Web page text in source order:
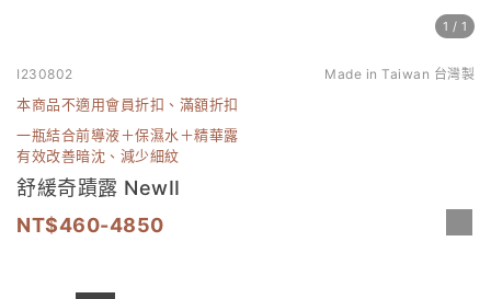
1 / 1
I230802 Made in Taiwan 台灣製
本商品不適用會員折扣、滿額折扣
一瓶結合前導液＋保濕水＋精華露
有效改善暗沈、減少細紋
舒緩奇蹟露 NewII
460-4850